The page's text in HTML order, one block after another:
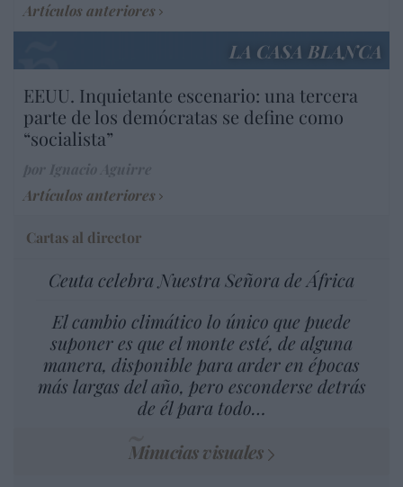
Artículos anteriores
LA CASA BLANCA
EEUU. Inquietante escenario: una tercera
parte de los demócratas se define como
“socialista”
Artículos anteriores
Cartas al director
Ceuta celebra Nuestra Señora de África
El cambio climático lo único que puede
suponer es que el monte esté, de alguna
manera, disponible para arder en épocas
más largas del año, pero esconderse detrás
de él para todo…
Minucias visuales